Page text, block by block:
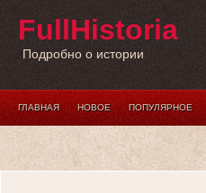
FullHistoria
Подробно о истории
ГЛАВНАЯ НОВОЕ ПОПУЛЯРНОЕ